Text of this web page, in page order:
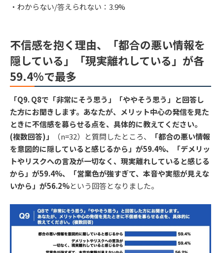
・わからない/答えられない：3.9%
不信感を抱く理由、「都合の悪い情報を
隠している」「現実離れしている」が各
59.4%で最多
「Q9. Q8で「非常にそう思う」「ややそう思う」と回答し
た方にお聞きします。あなたが、メリット中心の発信を見た
ときに不信感を募らせる点を、具体的に教えてください。
(複数回答)」
（n=32）と質問したところ、
「都合の悪い情報
を意図的に隠していると感じるから」が59.4%、「デメリッ
トやリスクへの言及が一切なく、現実離れしていると感じる
から」が59.4%、「営業色が強すぎて、本音や実態が見えな
いから」が56.2%という回答となりました。